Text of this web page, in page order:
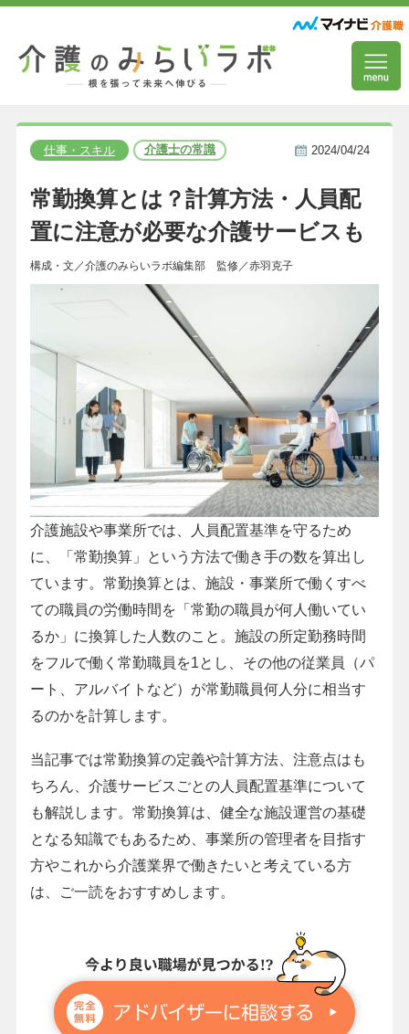
仕事・スキル 介護士の常識 2024/04/24
常勤換算とは？計算方法・人員配
置に注意が必要な介護サービスも
構成・文／介護のみらいラボ編集部 監修／赤羽克子
介護施設や事業所では、人員配置基準を守るため
に、「常勤換算」という方法で働き手の数を算出し
ています。常勤換算とは、施設・事業所で働くすべ
ての職員の労働時間を「常勤の職員が何人働いてい
るか」に換算した人数のこと。施設の所定勤務時間
をフルで働く常勤職員を1とし、その他の従業員（パ
ート、アルバイトなど）が常勤職員何人分に相当す
るのかを計算します。
当記事では常勤換算の定義や計算方法、注意点はも
ちろん、介護サービスごとの人員配置基準について
も解説します。常勤換算は、健全な施設運営の基礎
となる知識でもあるため、事業所の管理者を目指す
方やこれから介護業界で働きたいと考えている方
は、ご一読をおすすめします。